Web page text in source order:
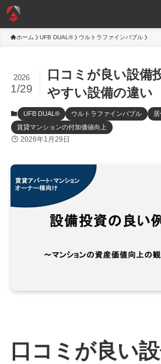
ホーム UFB DUAL® ウルトラファインバブル
口コミが良い設備
やすい設備の違い
2026
1/29
UFB DUAL® ウルトラファインバブル
賃貸マンションの付加価値向上
2026年1月29日
口コミが良い